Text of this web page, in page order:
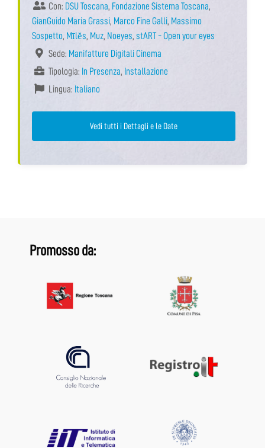
Con: DSU Toscana, Fondazione Sistema Toscana,
GianGuido Maria Grassi, Marco Fine Galli, Massimo
Sospetto, Mīlĕs, Muz, Noeyes, stART - Open your eyes
Sede: Manifatture Digitali Cinema
Tipologia: In Presenza, Installazione
Lingua: Italiano
Vedi tutti i Dettagli e le Date
Promosso da: